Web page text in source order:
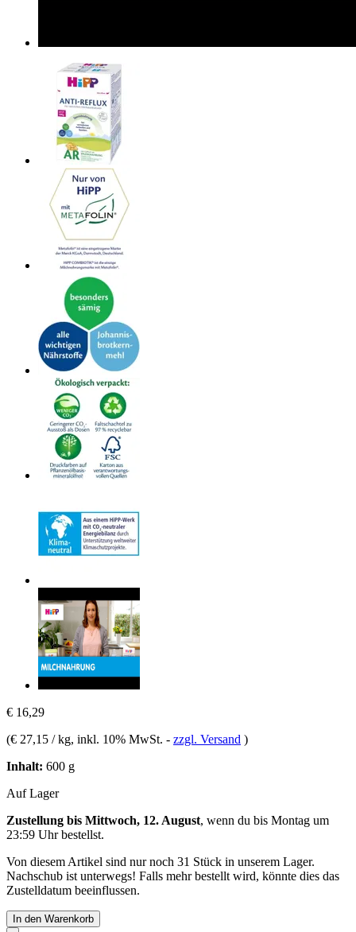
€ 16,29
(€ 27,15 / kg, inkl. 10% MwSt. - zzgl. Versand )
Inhalt: 600 g
Auf Lager
Zustellung bis Mittwoch, 12. August, wenn du bis Montag um
23:59 Uhrbestellst.
Von diesem Artikel sind nur noch 31 Stück in unserem Lager.
Nachschub ist unterwegs! Falls mehr bestellt wird, könnte dies das
Zustelldatum beeinflussen.
In den Warenkorb